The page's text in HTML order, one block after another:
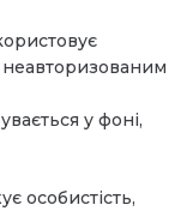
у фоні,
особистість,